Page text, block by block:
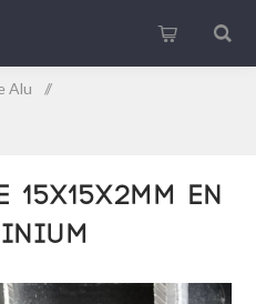
Alu /
en